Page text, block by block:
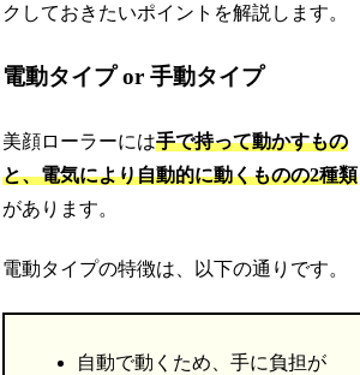
クしておきたいポイントを解説します。
電動タイプ or 手動タイプ
美顔ローラーには手で持って動かすもの
と、電気により自動的に動くものの2種類
があります。
電動タイプの特徴は、以下の通りです。
自動で動くため、手に負担が